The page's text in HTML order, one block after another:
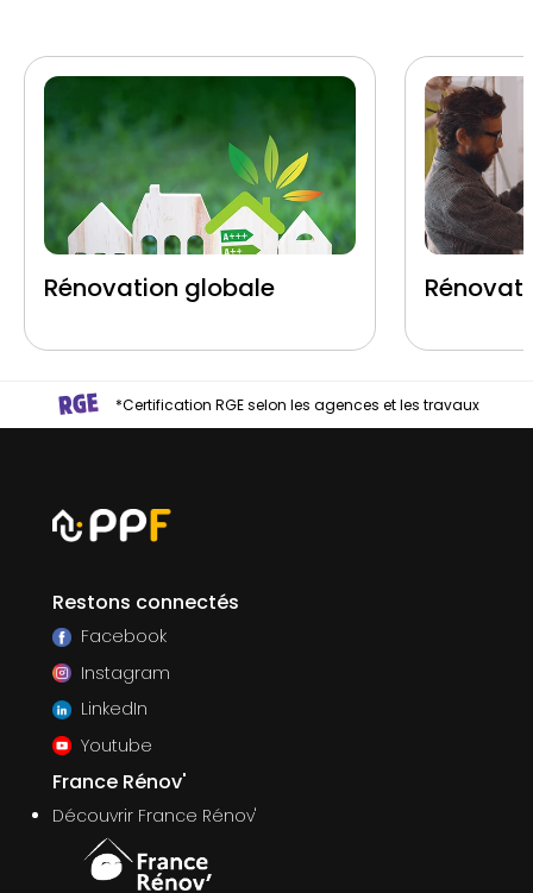
Rénovation globale
*Certification RGE selon les agences et les travaux
Restons connectés
Facebook
Instagram
LinkedIn
Youtube
France Rénov'
Découvrir France Rénov'